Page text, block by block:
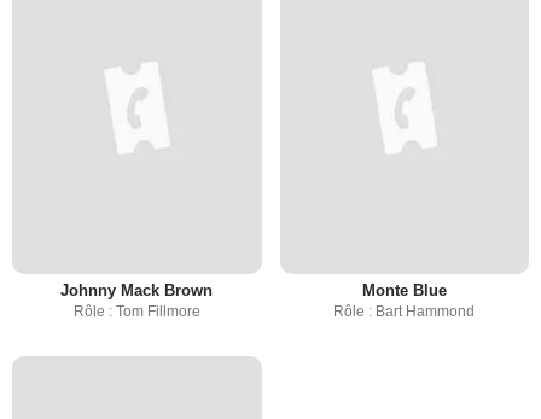
Johnny Mack Brown
Rôle : Tom Fillmore
Monte Blue
Rôle : Bart Hammond